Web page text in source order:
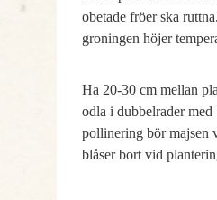
obetade fröer ska
groningen höjer
Ha 20-30 cm mellan
odla i dubbelrader med
pollinering bör majsen
blåser bort vid